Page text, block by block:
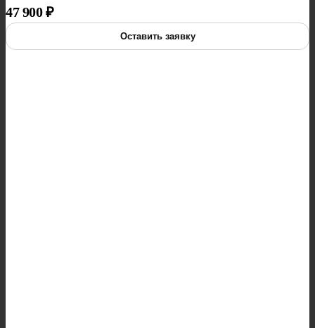
47 900₽
Оставить заявку